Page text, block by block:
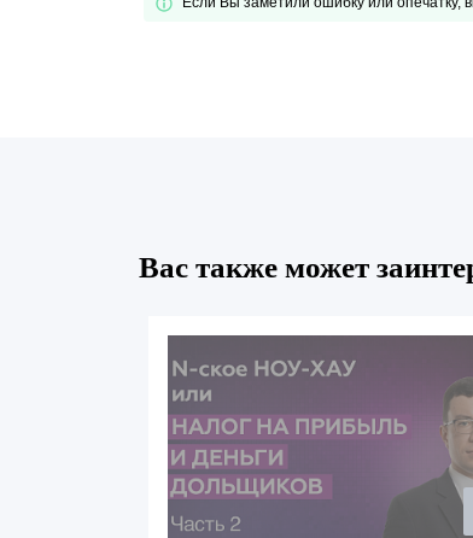
Вас также может